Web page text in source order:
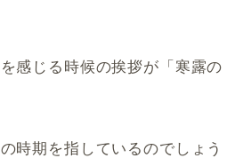
感じる時候の挨拶が「寒露の
時期を指しているのでしょう